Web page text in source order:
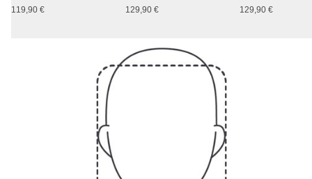
119,90 €
129,90 €
129,90 €